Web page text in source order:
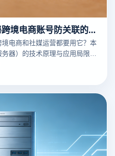
VPS是什么东西？揭秘跨境电商账号防关联的终极替代方案
电商和社媒运营都要用它？本
器）的技术原理与应用局限，
家对比云登指纹浏览器，教你
隔离与RPA技术，实现更安